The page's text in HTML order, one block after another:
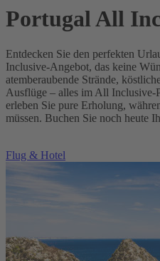
Portugal All
Entdecken Sie den perfekten
Inclusive-Angebot, das keine
atemberaubende Strände,
Ausflüge – alles im All Inclusive-
erleben Sie pure Erholung,
müssen. Buchen Sie noch heute
Flug & Hotel